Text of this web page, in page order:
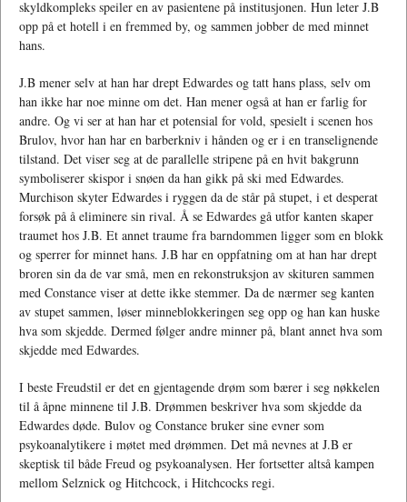
skyldkompleks speiler en av pasientene på institusjonen. Hun leter J.B
opp på et hotell i en fremmed by, og sammen jobber de med minnet
hans.
J.B mener selv at han har drept Edwardes og tatt hans plass, selv om
han ikke har noe minne om det. Han mener også at han er farlig for
andre. Og vi ser at han har et potensial for vold, spesielt i scenen hos
Brulov, hvor han har en barberkniv i hånden og er i en transelignende
tilstand. Det viser seg at de parallelle stripene på en hvit bakgrunn
symboliserer skispor i snøen da han gikk på ski med Edwardes.
Murchison skyter Edwardes i ryggen da de står på stupet, i et desperat
forsøk på å eliminere sin rival. Å se Edwardes gå utfor kanten skaper
traumet hos J.B. Et annet traume fra barndommen ligger som en blokk
og sperrer for minnet hans. J.B har en oppfatning om at han har drept
broren sin da de var små, men en rekonstruksjon av skituren sammen
med Constance viser at dette ikke stemmer. Da de nærmer seg kanten
av stupet sammen, løser minneblokkeringen seg opp og han kan huske
hva som skjedde. Dermed følger andre minner på, blant annet hva som
skjedde med Edwardes.
I beste Freudstil er det en gjentagende drøm som bærer i seg nøkkelen
til å åpne minnene til J.B. Drømmen beskriver hva som skjedde da
Edwardes døde. Bulov og Constance bruker sine evner som
psykoanalytikere i møtet med drømmen. Det må nevnes at J.B er
skeptisk til både Freud og psykoanalysen. Her fortsetter altså kampen
mellom Selznick og Hitchcock, i Hitchcocks regi.